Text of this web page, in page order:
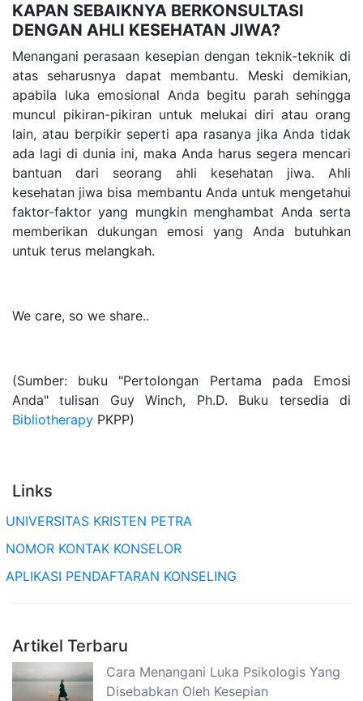
KAPAN SEBAIKNYA BERKONSULTASI
DENGAN AHLI KESEHATAN JIWA?
Menangani perasaan kesepian dengan teknik-teknik di
atas seharusnya dapat membantu. Meski demikian,
apabila luka emosional Anda begitu parah sehingga
muncul pikiran-pikiran untuk melukai diri atau orang
lain, atau berpikir seperti apa rasanya jika Anda tidak
ada lagi di dunia ini, maka Anda harus segera mencari
bantuan dari seorang ahli kesehatan jiwa. Ahli
kesehatan jiwa bisa membantu Anda untuk mengetahui
faktor-faktor yang mungkin menghambat Anda serta
memberikan dukungan emosi yang Anda butuhkan
untuk terus melangkah.
We care, so we share..
(Sumber: buku "Pertolongan Pertama pada Emosi
Anda" tulisan Guy Winch, Ph.D. Buku tersedia di
Bibliotherapy PKPP)
Links
UNIVERSITAS KRISTEN PETRA
NOMOR KONTAK KONSELOR
APLIKASI PENDAFTARAN KONSELING
Artikel Terbaru
Cara Menangani Luka Psikologis Yang
Disebabkan Oleh Kesepian